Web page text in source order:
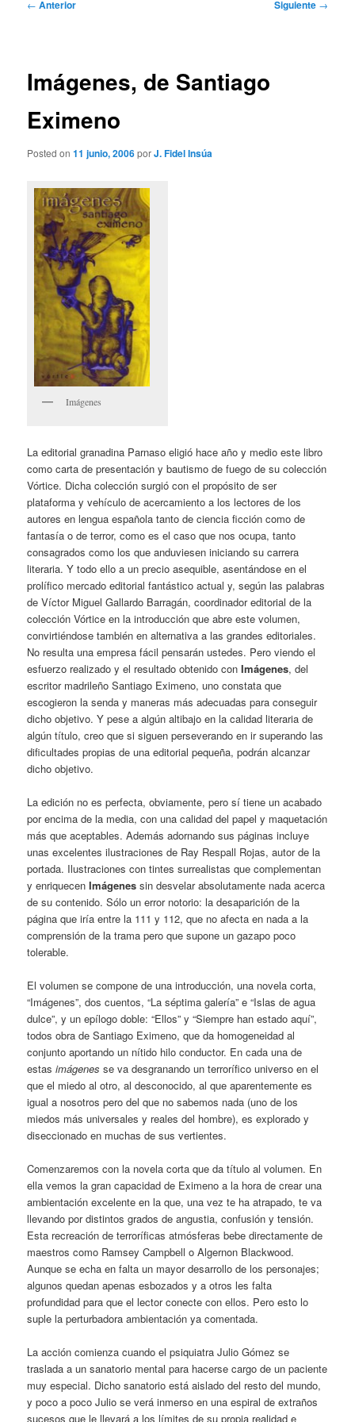
← Anterior Siguiente →
Imágenes, de Santiago
Eximeno
Posted on11 junio, 2006porJ. Fidel Insúa
Imágenes
La editorial granadina Parnaso eligió hace año y medio este libro
como carta de presentación y bautismo de fuego de su colección
Vórtice. Dicha colección surgió con el propósito de ser
plataforma y vehículo de acercamiento a los lectores de los
autores en lengua española tanto de ciencia ficción como de
fantasía o de terror, como es el caso que nos ocupa, tanto
consagrados como los que anduviesen iniciando su carrera
literaria. Y todo ello a un precio asequible, asentándose en el
prolífico mercado editorial fantástico actual y, según las palabras
de Víctor Miguel Gallardo Barragán, coordinador editorial de la
colección Vórtice en la introducción que abre este volumen,
convirtiéndose también en alternativa a las grandes editoriales.
No resulta una empresa fácil pensarán ustedes. Pero viendo el
esfuerzo realizado y el resultado obtenido conImágenes, del
escritor madrileño Santiago Eximeno, uno constata que
escogieron la senda y maneras más adecuadas para conseguir
dicho objetivo. Y pese a algún altibajo en la calidad literaria de
algún título, creo que si siguen perseverando en ir superando las
dificultades propias de una editorial pequeña, podrán alcanzar
dicho objetivo.
La edición no es perfecta, obviamente, pero sí tiene un acabado
por encima de la media, con una calidad del papel y maquetación
más que aceptables. Además adornando sus páginas incluye
unas excelentes ilustraciones de Ray Respall Rojas, autor de la
portada. Ilustraciones con tintes surrealistas que complementan
y enriquecenImágenes sin desvelar absolutamente nada acerca
de su contenido. Sólo un error notorio: la desaparición de la
página que iría entre la 111 y 112, que no afecta en nada a la
comprensión de la trama pero que supone un gazapo poco
tolerable.
El volumen se compone de una introducción, una novela corta,
“Imágenes”, dos cuentos, “La séptima galería” e “Islas de agua
dulce”, y un epílogo doble: “Ellos” y “Siempre han estado aquí”,
todos obra de Santiago Eximeno, que da homogeneidad al
conjunto aportando un nítido hilo conductor. En cada una de
estasimágenes se va desgranando un terrorífico universo en el
que el miedo al otro, al desconocido, al que aparentemente es
igual a nosotros pero del que no sabemos nada (uno de los
miedos más universales y reales del hombre), es explorado y
diseccionado en muchas de sus vertientes.
Comenzaremos con la novela corta que da título al volumen. En
ella vemos la gran capacidad de Eximeno a la hora de crear una
ambientación excelente en la que, una vez te ha atrapado, te va
llevando por distintos grados de angustia, confusión y tensión.
Esta recreación de terroríficas atmósferas bebe directamente de
maestros como Ramsey Campbell o Algernon Blackwood.
Aunque se echa en falta un mayor desarrollo de los personajes;
algunos quedan apenas esbozados y a otros les falta
profundidad para que el lector conecte con ellos. Pero esto lo
suple la perturbadora ambientación ya comentada.
La acción comienza cuando el psiquiatra Julio Gómez se
traslada a un sanatorio mental para hacerse cargo de un paciente
muy especial. Dicho sanatorio está aislado del resto del mundo,
y poco a poco Julio se verá inmerso en una espiral de extraños
sucesos que le llevará a los límites de su propia realidad e